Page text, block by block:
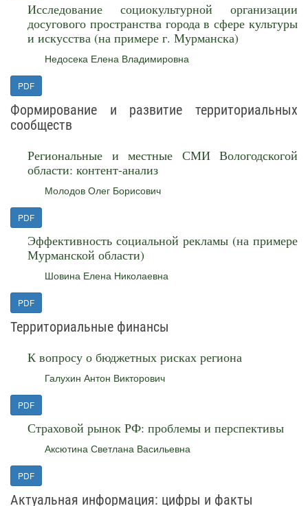
Исследование социокультурной организации
досугового пространства города в сфере культуры
и искусства (на примере г. Мурманска)
Недосека Елена Владимировна
PDF
Формирование и развитие территориальных
сообществ
Региональные и местные СМИ Вологодскогой
области: контент-анализ
Молодов Олег Борисович
PDF
Эффективность социальной рекламы (на примере
Мурманской области)
Шовина Елена Николаевна
PDF
Территориальные финансы
К вопросу о бюджетных рисках региона
Галухин Антон Викторович
PDF
Страховой рынок РФ: проблемы и перспективы
Аксютина Светлана Васильевна
PDF
Актуальная информация: цифры и факты